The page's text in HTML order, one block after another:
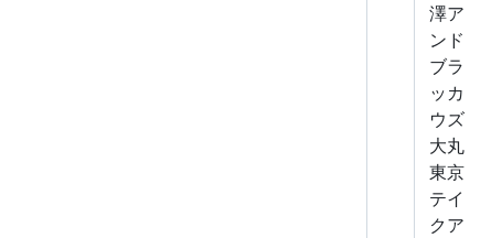
澤ア
ンド
ブラ
ッカ
ウズ
大丸
東京
テイ
クア